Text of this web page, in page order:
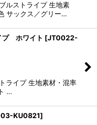
ルストライプ 生地素
サックス／グリー…
プ ホワイト [JT0022-
ライプ 生地素材・混率
…
KU0821]